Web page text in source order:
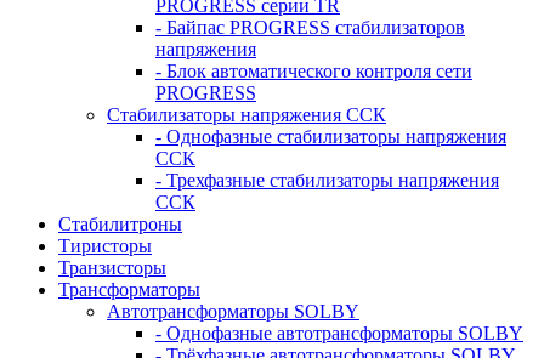
PROGRESS серии TR
- Байпас PROGRESS стабилизаторов
напряжения
- Блок автоматического контроля сети
PROGRESS
Стабилизаторы напряжения ССК
- Однофазные стабилизаторы напряжения
ССК
- Трехфазные стабилизаторы напряжения
ССК
Стабилитроны
Тиристоры
Транзисторы
Трансформаторы
Автотрансформаторы SOLBY
- Однофазные автотрансформаторы SOLBY